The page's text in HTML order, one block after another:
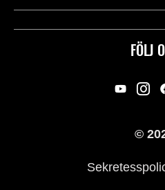
FÖLJ
Användbara länkar
Rättsligt & Sekretess
Företag
©